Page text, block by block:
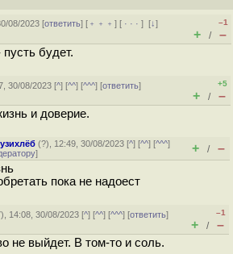
08/2023 [ответить] [ ﹢﹢﹢] [ · · ·][↓]
–1
+ / –
будет.
30/08/2023 [^] [^^] [^^^] [ответить]
+5
+ / –
и доверие.
(?), 12:49, 30/08/2023 [^] [^^] [^^^]
] + / –
пока не надоест
), 14:08, 30/08/2023 [^] [^^] [^^^] [ответить]
–1
+ / –
не выйдет. В том-то и соль.